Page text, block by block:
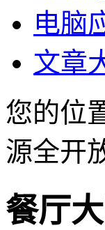
电脑
文章
您的位
源全开
餐厅